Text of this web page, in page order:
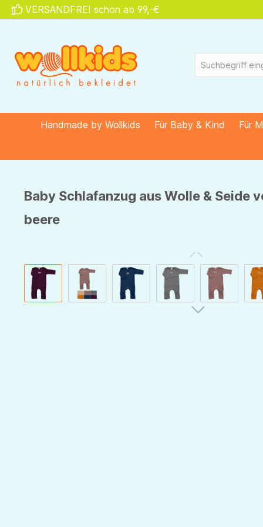
Zur Hauptnavigation springen
VERSANDFREI schon ab 99,-€
Handmade by Wollkids Für Baby & Kind Für
Baby Schlafanzug aus Wolle & Seide
beere
Bildergalerie überspringen